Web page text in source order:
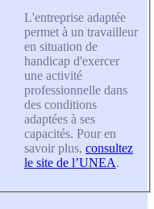
L'entreprise adaptée
permet à un travailleur
en situation de
handicap d'exercer
une activité
professionnelle dans
des conditions
adaptées à ses
capacités. Pour en
savoir plus, consultez
le site de l’UNEA.